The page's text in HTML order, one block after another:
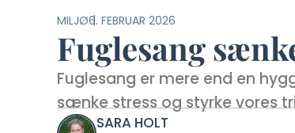
MILJØ6. FEBRUAR 2026
Fuglesang
Fuglesang er mere end en
sænke stress og styrke vores
SARA HOLT